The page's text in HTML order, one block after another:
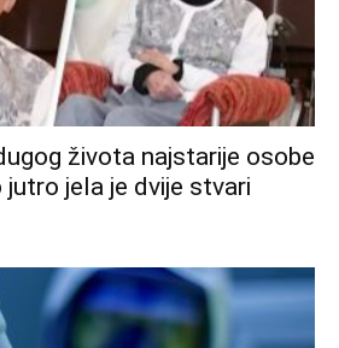
života najstarije osobe
jutro jela je dvije stvari